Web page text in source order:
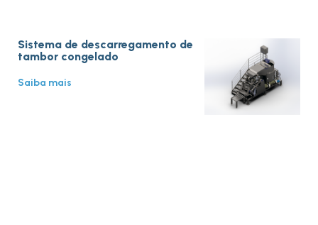
Sistema de descarregamento de
tambor congelado
Saiba mais